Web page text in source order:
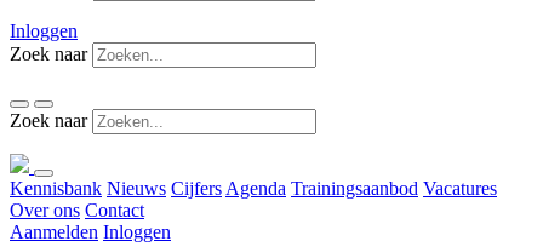
Inloggen
Zoek naar
Zoek naar
Kennisbank Nieuws Cijfers Agenda Trainingsaanbod Vacatures
Over ons Contact
Aanmelden Inloggen